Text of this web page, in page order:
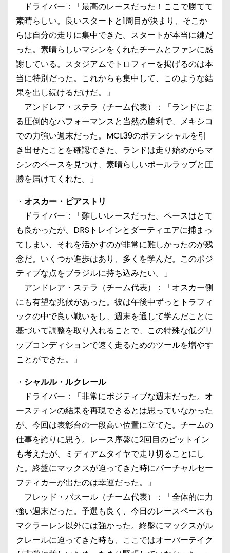
ドライバー：「最高のレースだった！ここで勝てて
素晴らしい。良いスタートと1周目が決まり、そこか
らは自分の走りに集中できた。スタートが本当に鍵だ
った。素晴らしいマシンをくれたチームとファンに感
謝している。スタジアムでトロフィーを掲げるのは本
当に特別だった。これからも集中して、このような結
果を出し続けるだけだ。」
アンドレア・ステラ（チーム代表）：「ランドによ
る圧倒的なパフォーマンスと当然の勝利で、メキシコ
での力強い週末だった。MCL39のポテンシャルを引
き出せたことを確認できた。ランドは走り始めからマ
シンのペースを見つけ、素晴らしいポールラップと圧
勝を届けてくれた。」
・ オスカー・ピアストリ
ドライバー：「難しいレースだった。ペースはとて
も良かったが、DRSトレインとダーティエアに捕まっ
てしまい、それを活かすのが非常に難しかったのが残
念だ。いくつか進歩はあり、多くを学んだ。このポジ
ティブな点をブラジルに持ち込みたい。」
アンドレア・ステラ（チーム代表）：「オスカー側
にも有望な兆候があった。彼は午後中ずっとトラフィ
ックの中で良い戦いをし、週末を通して学んだことに
基づいて調整を取り入れることで、この特殊な低グリ
ップコンディションで速く走るためのツールを増やす
ことができた。」
・ シャルル・ルクレール
ドライバー：「非常にポジティブな週末だった。オ
ースティンの結果を再現できるとは思っていなかった
が、今回は表彰台の一段高い位置に立てた。チームの
仕事を誇りに思う。レース序盤に2回目のピットイン
も考えたが、ミディアムタイヤで走り切ることにし
た。終盤にマックスが迫ってきた時にバーチャルセー
フティカーが出たのは幸運だった。」
フレッド・バスール（チーム代表）：「全体的に力
強い週末だった。予選も良く、今日のレースペースも
マクラーレン以外には強かった。終盤にマックスがル
クレールに迫ってきた時も、ここではオーバーテイク